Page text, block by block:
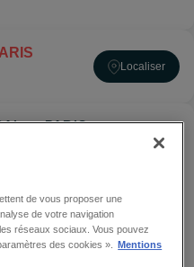
Localiser
— PARIS
de vous proposer une
de votre navigation
réseaux sociaux. Vous pouvez
des cookies ».
Mentions